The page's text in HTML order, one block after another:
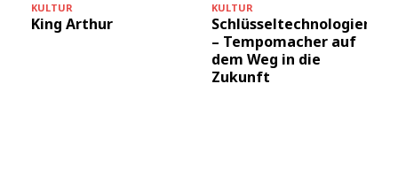
KULTUR
King Arthur
KULTUR
Schlüsseltechnologien
– Tempomacher auf
dem Weg in die
Zukunft